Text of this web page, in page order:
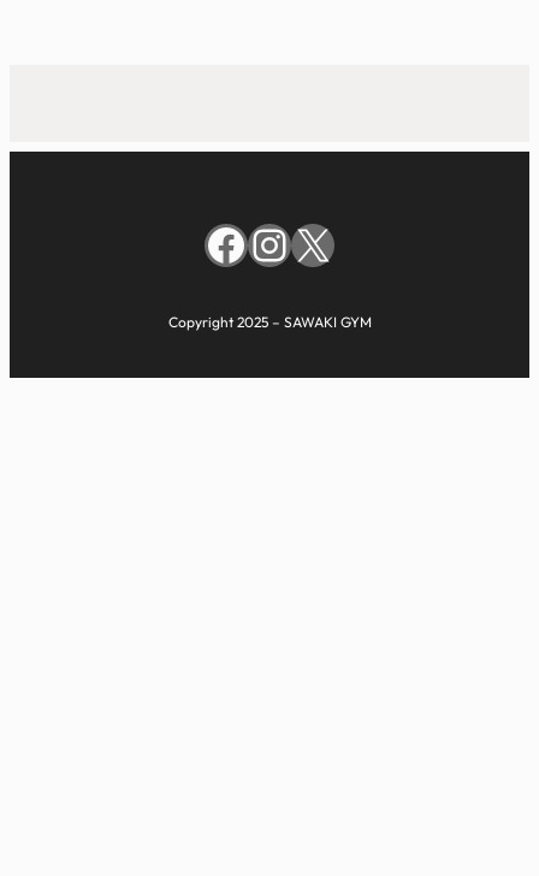
Facebook
Instagram
X
Copyright 2025 – SAWAKI GYM